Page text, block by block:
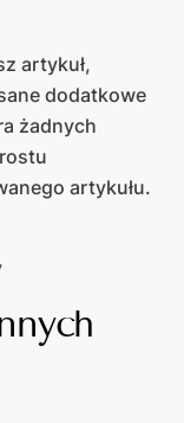
artykuł,
dodatkowe
żadnych
artykułu.